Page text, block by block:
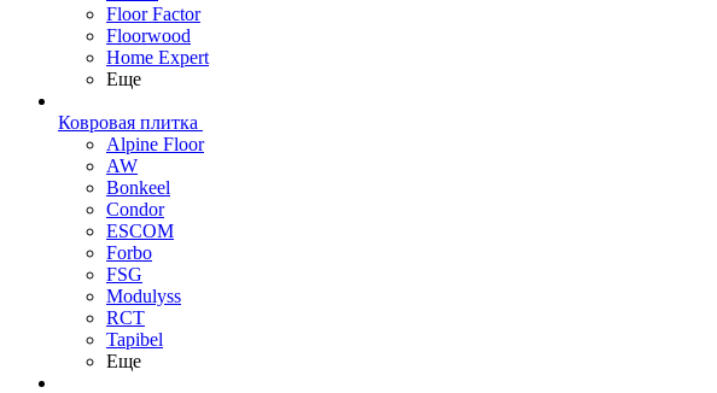
Floor Factor
Floorwood
Home Expert
Еще
Ковровая плитка
Alpine Floor
AW
Bonkeel
Condor
ESCOM
Forbo
FSG
Modulyss
RCT
Tapibel
Еще